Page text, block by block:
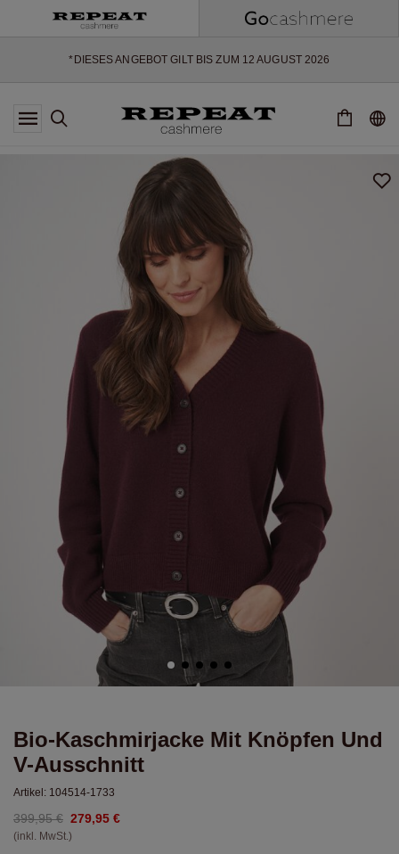
*DIESES ANGEBOT GILT BIS ZUM 12 AUGUST 2026
*GILT NICHT FÜR LIMITED EDITION
*AUSNAHMEN SIND MÖGLICH
WEICHE NEUE STYLES & FRISCHE FARBEN FÜR DIE KOMMENDE
SAISON
EXTRA 10% OFF SALE
Bio-Kaschmirjacke Mit Knöpfen Und
V-Ausschnitt
Artikel: 104514-1733
399,95 € 279,95 €
(inkl. MwSt.)